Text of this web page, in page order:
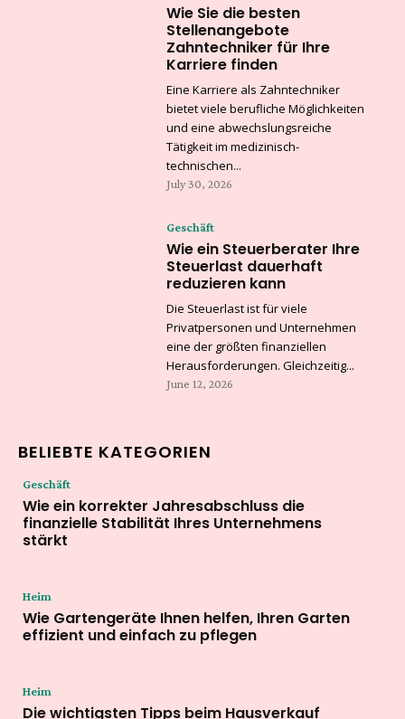
Wie Sie die besten
Stellenangebote
Zahntechniker für Ihre
Karriere finden
Eine Karriere als Zahntechniker
bietet viele berufliche Möglichkeiten
und eine abwechslungsreiche
Tätigkeit im medizinisch-
technischen...
July 30, 2026
Geschäft
Wie ein Steuerberater Ihre
Steuerlast dauerhaft
reduzieren kann
Die Steuerlast ist für viele
Privatpersonen und Unternehmen
eine der größten finanziellen
Herausforderungen. Gleichzeitig...
June 12, 2026
BELIEBTE KATEGORIEN
Geschäft
Wie ein korrekter Jahresabschluss die
finanzielle Stabilität Ihres Unternehmens
stärkt
Heim
Wie Gartengeräte Ihnen helfen, Ihren Garten
effizient und einfach zu pflegen
Heim
Die wichtigsten Tipps beim Hausverkauf